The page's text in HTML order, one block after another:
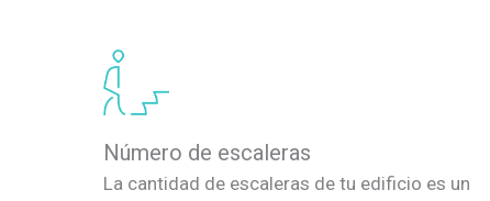
Número de escaleras
La cantidad de escaleras de tu edificio es un